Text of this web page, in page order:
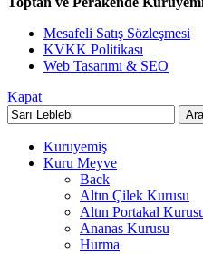
Mesafeli Satış Sözleşmesi
KVKK Politikası
Web Tasarımı & SEO
Kapat
Ara
Kuruyemiş
Kuru Meyve
Back
Altın Çilek Kurusu
Altın Portakal
Ananas Kurusu
Hurma